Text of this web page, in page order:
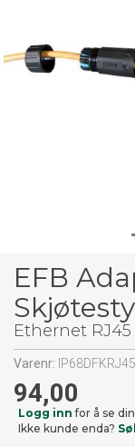
EFB
Ethernet
Varenr:
94,00
Logg inn for å se
Ikke kunde enda?